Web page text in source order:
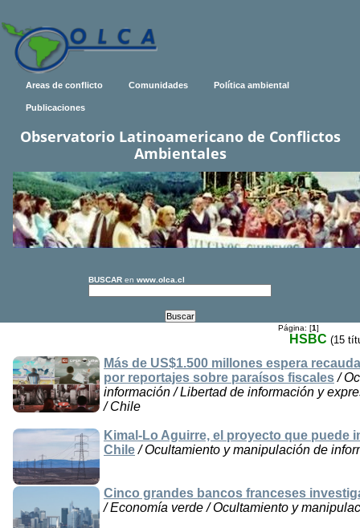
Areas de conflicto Comunidades Política ambiental
Publicaciones
Observatorio Latinoamericano de Conflictos
Ambientales
BUSCAR en www.olca.cl
Página: [1]
HSBC (15
Más de US$1.500 millones espera
por reportajes sobre paraísos fiscales/
información / Libertad de información y
/ Chile
Kimal-Lo Aguirre, el proyecto que puede
Chile/ Ocultamiento y manipulación de
Cinco grandes bancos franceses
/ Economía verde / Ocultamiento y